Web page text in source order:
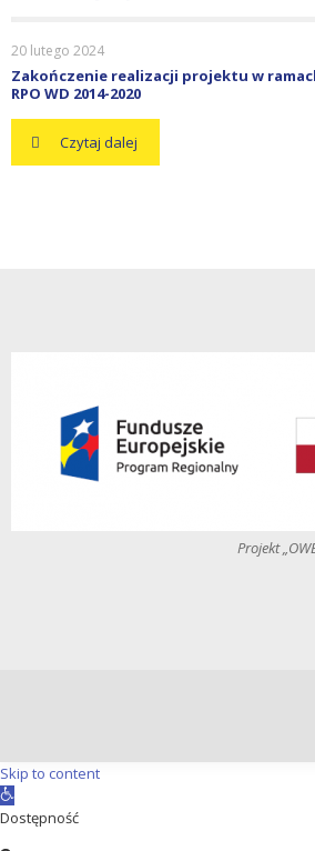
20 lutego 2024
Zakończenie realizacji projektu w
RPO WD 2014-2020
Czytaj dalej
Projekt
Skip to content
Open
toolbar
Dostępność